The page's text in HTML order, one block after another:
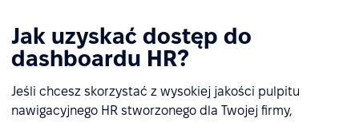
Jak uzyskać dostęp do
dashboardu HR?
Jeśli chcesz skorzystać z wysokiej jakości pulpitu
nawigacyjnego HR stworzonego dla Twojej firmy,